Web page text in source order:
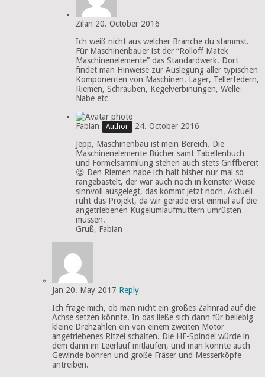
Zilan 20. October 2016
Ich weiß nicht aus welcher Branche du stammst.
Für Maschinenbauer ist der “Rolloff Matek
Maschinenelemente” das Standardwerk. Dort
findet man Hinweise zur Auslegung aller typischen
Komponenten von Maschinen. Lager, Tellerfedern,
Riemen, Schrauben, Kegelverbinungen, Welle-
Nabe etc…
Fabian
24. October 2016
Jepp, Maschinenbau ist mein Bereich. Die
Maschinenelemente Bücher samt Tabellenbuch
und Formelsammlung stehen auch stets Griffbereit
😉 Den Riemen habe ich halt bisher nur mal so
rangebastelt, der war auch noch in keinster Weise
sinnvoll ausgelegt, das kommt jetzt noch. Aktuell
ruht das Projekt, da wir gerade erst einmal auf die
angetriebenen Kugelumlaufmuttern umrüsten
müssen.
Gruß, Fabian
Jan 20. May 2017 Reply
Ich frage mich, ob man nicht ein großes Zahnrad auf die
Achse setzen könnte. In das ließe sich dann für beliebig
kleine Drehzahlen ein von einem zweiten Motor
angetriebenes Ritzel schalten. Die HF-Spindel würde in
dem dann im Leerlauf mitlaufen, und man könnte auch
Gewinde bohren und große Fräser und Messerköpfe
antreiben.